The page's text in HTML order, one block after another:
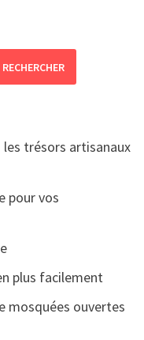
RECHERCHER
les trésors artisanaux
pour vos
plus facilement
mosquées ouvertes